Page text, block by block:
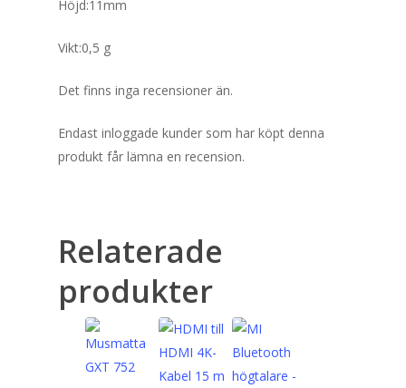
Höjd:11mm
Vikt:0,5 g
Det finns inga recensioner än.
Endast inloggade kunder som har köpt denna
produkt får lämna en recension.
Relaterade
produkter